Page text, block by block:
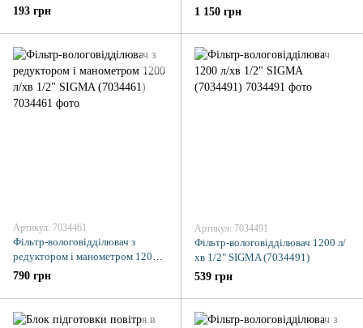
193 грн
1 150 грн
Артикул: 7034461
Фільтр-вологовідділювач з
редуктором і манометром 1200
л/хв 1/2" SIGMA (7034461)
790 грн
Артикул: 7034491
Фільтр-вологовідділювач 1200 л/
хв 1/2" SIGMA (7034491)
539 грн